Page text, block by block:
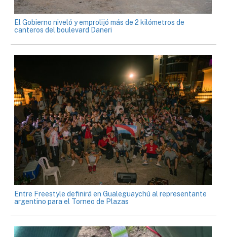
El Gobierno niveló y emprolijó más de 2 kilómetros de
canteros del boulevard Daneri
Entre Freestyle definirá en Gualeguaychú al representante
argentino para el Torneo de Plazas